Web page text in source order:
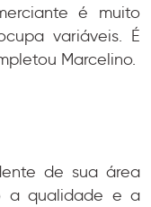
é muito
variáveis. É
Marcelino.
de sua área
a qualidade e a